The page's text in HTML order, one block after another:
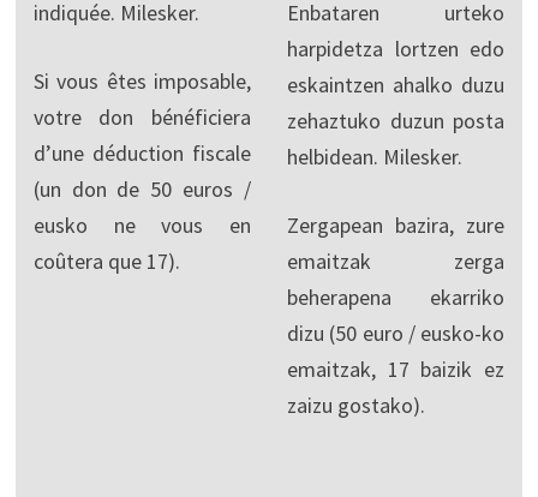
indiquée. Milesker.
Si vous êtes imposable,
votre don bénéficiera
d’une déduction fiscale
(un don de 50 euros /
eusko ne vous en
coûtera que 17).
Enbataren urteko
harpidetza lortzen edo
eskaintzen ahalko duzu
zehaztuko duzun posta
helbidean. Milesker.
Zergapean bazira, zure
emaitzak zerga
beherapena ekarriko
dizu (50 euro / eusko-ko
emaitzak, 17 baizik ez
zaizu gostako).